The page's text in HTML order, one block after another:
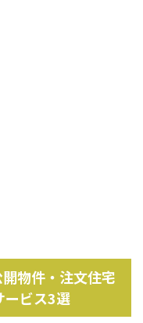
物件・注文住宅
ービス3選